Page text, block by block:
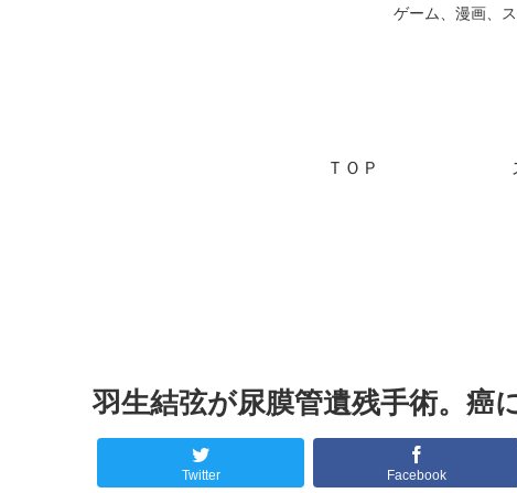
ゲーム、漫画、
ＴＯＰ
羽生結弦が尿膜管遺残手術。癌
Twitter Facebook